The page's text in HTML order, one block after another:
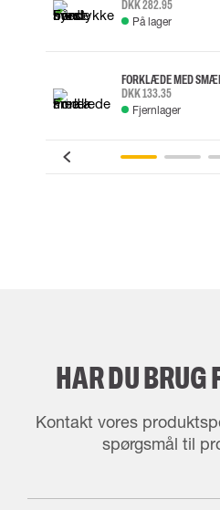
DKK 282.95
På lager
FORKLÆDE MED
DKK 133.35
Fjernlager
HAR DU
Kontakt vores
spørgsmål til